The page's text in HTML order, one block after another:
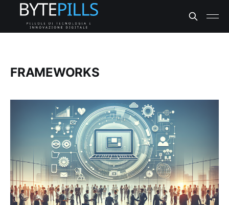
FRAMEWORKS